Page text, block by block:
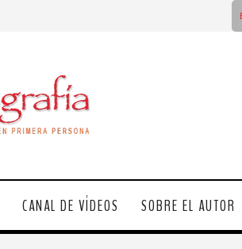
CANAL DE VÍDEOS SOBRE EL AUTOR